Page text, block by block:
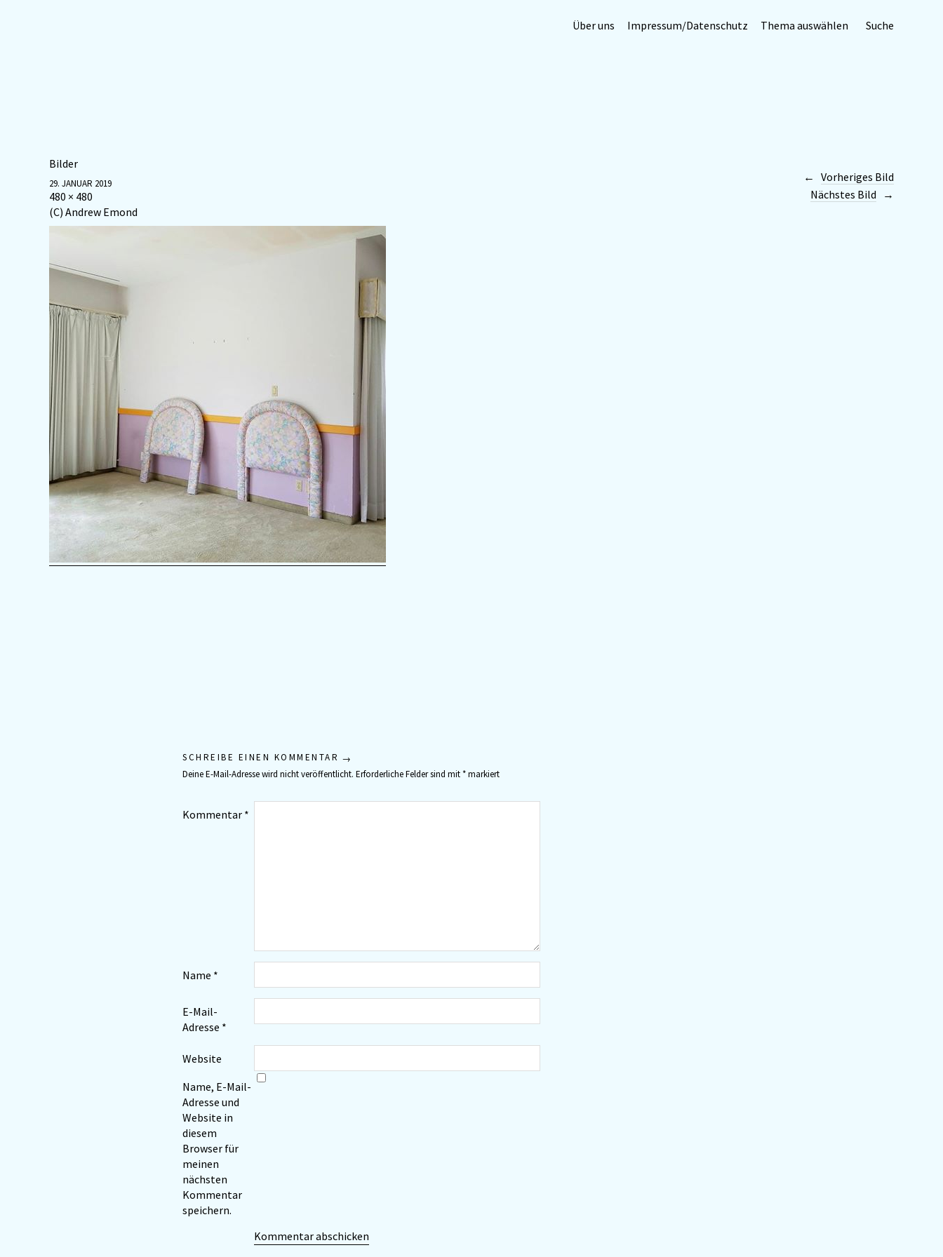
Über uns Impressum/Datenschutz Thema auswählen Suche
Bilder
29. JANUAR 2019
480 × 480
(C) Andrew Emond
SCHREIBE EINEN KOMMENTAR
Deine E-Mail-Adresse wird nicht veröffentlicht. Erforderliche Felder sind mit*markiert
Kommentar *
Name *
E-Mail-
Adresse *
Website
Name, E-Mail-
Adresse und
Website in
diesem
Browser für
meinen
nächsten
Kommentar
speichern.
Nächstes Bild
Vorheriges Bild